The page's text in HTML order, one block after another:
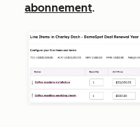
abonnement.